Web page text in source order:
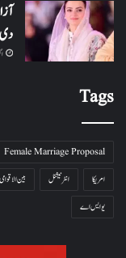
دی
Tags
Female Marriage Proposal
امریکا
انٹرنیشنل بین الاقوامی
یو ایس اے